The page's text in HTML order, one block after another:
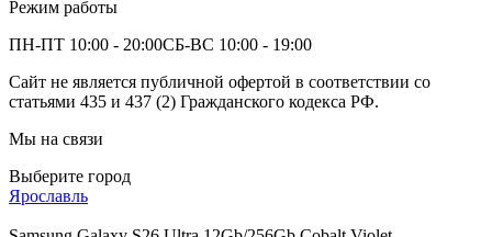
Режим работы
ПН-ПТ 10:00 - 20:00СБ-ВС 10:00 - 19:00
Сайт не является публичной офертой в соответствии со
статьями 435 и 437 (2) Гражданского кодекса РФ.
Мы на связи
Выберите город
Ярославль